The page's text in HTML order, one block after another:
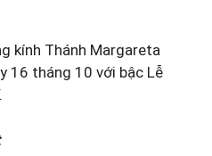
kính Thánh Margareta
16 tháng 10 với bậc Lễ